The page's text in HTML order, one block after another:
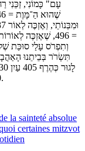
= 496, שֶׁאֶזְכֶּה
וְתִפְרֹס עָלַי סוּכַּת
תִּשְׂרֹר בְּבֵיתֵנוּ
80 עוֹלָם 146 = 435, כְּהֶרֶף עַיִן, בִּמְהֵרָה בְּיָמֵינוּ אָמֵן.
la sainteté absolue
certaines mitzvot